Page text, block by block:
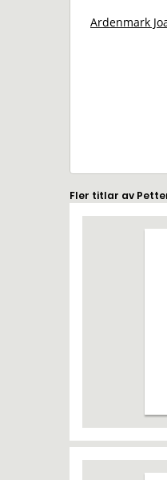
Ardenmark
Fler titlar av